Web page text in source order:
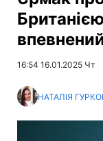
16:54 16.01.2025 Чт
НАТАЛІЯ